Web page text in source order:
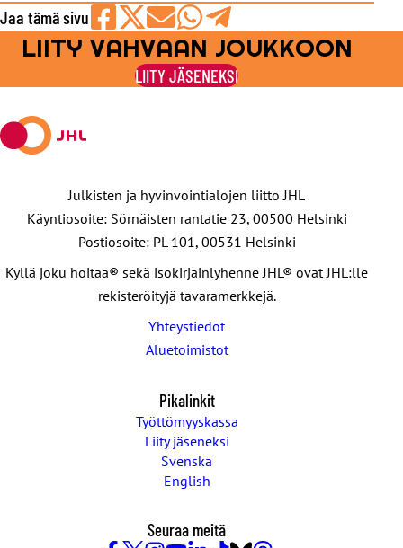
Jaa tämä sivu
Jaa
Facebookissa
Jaa
viestipalvelu
X:ssä
Jaa
sähköpostilla
Jaa
WhatsAppilla
Jaa
Telegramilla
LIITY VAHVAAN JOUKKOON
LIITY JÄSENEKSI
Julkisten ja hyvinvointialojen liitto JHL
Käyntiosoite: Sörnäisten rantatie 23, 00500 Helsinki
Postiosoite: PL 101, 00531 Helsinki
Kyllä joku hoitaa® sekä isokirjainlyhenne JHL® ovat JHL:lle
rekisteröityjä tavaramerkkejä.
Yhteystiedot
Aluetoimistot
Pikalinkit
Työttömyyskassa
Liity jäseneksi
Svenska
English
Seuraa meitä